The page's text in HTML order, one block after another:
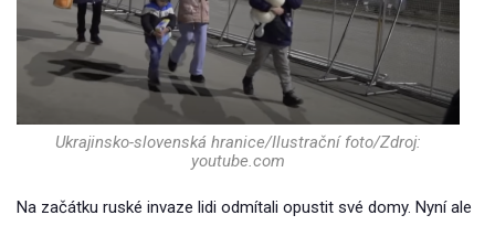
Ukrajinsko-slovenská hranice/Ilustrační foto/Zdroj:
youtube.com
Na začátku ruské invaze lidi odmítali opustit své domy. Nyní ale